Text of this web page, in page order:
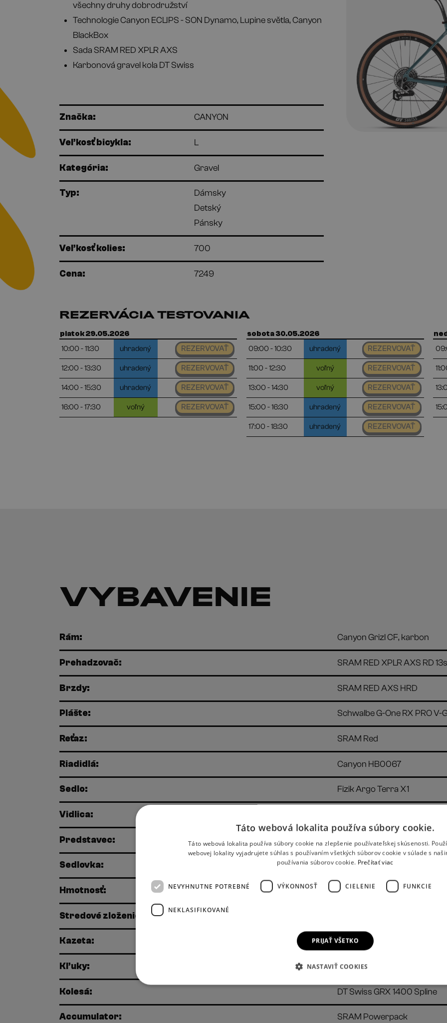
všechny druhy dobrodružství
Technologie Canyon ECLIPS - SON Dynamo, Lupine světla, Canyon
BlackBox
Sada SRAM RED XPLR AXS
Karbonová gravel kola DT Swiss
Značka: CANYON
Veľkosť bicykla: L
Kategória: Gravel
Typ:
Dámsky
Detský
Pánsky
Veľkosť kolies: 700
Cena: 7249
REZERVÁCIA TESTOVANIA
piatok 29.05.2026
10:00 - 11:30
uhradený REZERVOVAŤ
12:00 - 13:30 uhradený REZERVOVAŤ
14:00 - 15:30 uhradený REZERVOVAŤ
16:00 - 17:30 voľný REZERVOVAŤ
sobota 30.05.2026
09:00 - 10:30
uhradený REZERVOVAŤ
11:00 - 12:30 voľný REZERVOVAŤ
13:00 - 14:30 voľný REZERVOVAŤ
15:00 - 16:30 uhradený REZERVOVAŤ
17:00 - 18:30 uhradený REZERVOVAŤ
VYBAVENIE
Rám: Canyon Grizl CF, karbon
Prehadzovač: SRAM RED XPLR AXS RD
Brzdy: SRAM RED AXS HRD
Plášte: Schwalbe G-One RX PRO V-
Reťaz: SRAM Red
Riadidlá: Canyon HB0067
Sedlo: Fizik Argo Terra X1
Vidlica:
Predstavec: Canyon ST0046
Sedlovka: Canyon S15 VCLS 2.0 CF
Hmotnosť: 8,84 kg
Stredové zloženie:
Kazeta: SRAM RED XPLR XG-1391
Kľuky: SRAM RED XPLR
Kolesá: DT Swiss GRX 1400 Spline
Accumulator: SRAM Powerpack
Táto webová lokalita používa súbory cookie.
Táto webová lokalita používa súbory cookie na zlepšenie používateľskej skúsenosti.
webovej lokality vyjadrujete súhlas s používaním všetkých súborov cookie v súlade s
používania súborov cookie. Prečítať viac
NEVYHNUTNE POTREBNÉ VÝKONNOSŤ CIELENIE FUNKCIE
NEKLASIFIKOVANÉ
PRIJAŤ VŠETKO
NASTAVIŤ COOKIES